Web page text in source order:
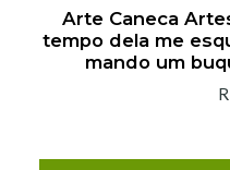
Arte Caneca
tempo dela me
mando um